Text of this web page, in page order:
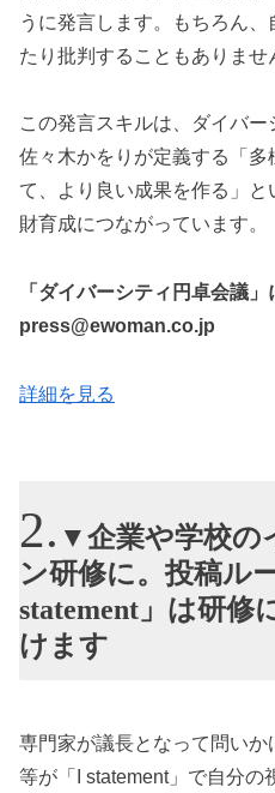
うに発言します。もちろん
たり批判することもありませ
この発言スキルは、ダイバ
佐々木かをりが定義する「
て、より良い成果を作る」
財育成につながっています。
「ダイバーシティ円卓会議
press@ewoman.co.jp
詳細を見る
▼企業や学校の
ン研修に。投稿ル
statement」は研修
けます
専門家が議長となって問い
等が「I statement」で自分の